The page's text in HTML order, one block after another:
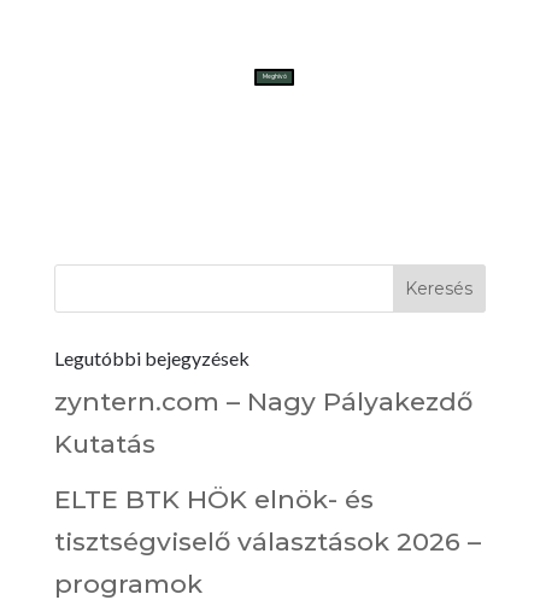
Meghívó
Legutóbbi bejegyzések
zyntern.com – Nagy Pályakezdő
Kutatás
ELTE BTK HÖK elnök- és
tisztségviselő választások 2026 –
programok